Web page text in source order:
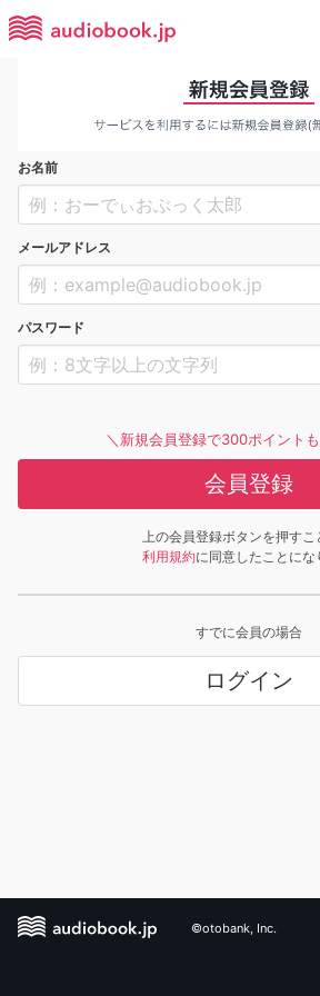
お名前
メールアドレス
パスワード
＼新規会員登録で300ポイント
会員登録
上の会員登録ボタンを押すこ
利用規約に同意したことにな
すでに会員の場合
ログイン
©otobank, Inc.